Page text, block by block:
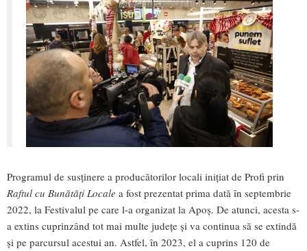
Programul de susținere a producătorilor locali inițiat de Profi prin
Raftul cu Bunătăți Locale a fost prezentat prima dată în septembrie
2022, la Festivalul pe care l-a organizat la Apoș. De atunci, acesta s-
a extins cuprinzând tot mai multe județe și va continua să se extindă
și pe parcursul acestui an. Astfel, în 2023, el a cuprins 120 de